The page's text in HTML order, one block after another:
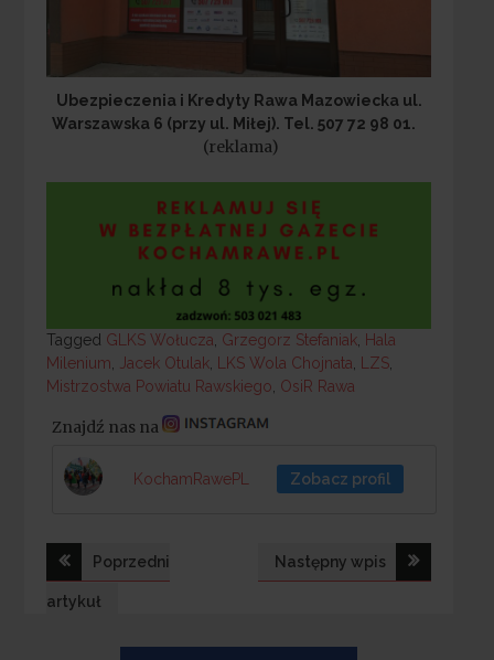
Ubezpieczenia i Kredyty Rawa Mazowiecka ul.
Warszawska 6 (przy ul. Miłej). Tel. 507 72 98 01.
(reklama)
Tagged
Tagged GLKS Wołucza Grzegorz Stefaniak, Hala
Milenium
Jacek Otulak, LKS Wola Chojnata LZS,
Mistrzostwa Powiatu Rawskiego OsiR Rawa
Znajdź nas na
KochamRawePL Zobacz profil
Nawigacja
wpisu
Poprzedni
artykuł
Następny wpis